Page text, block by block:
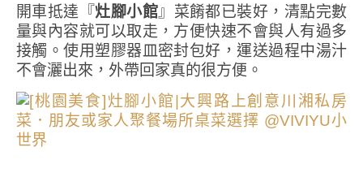
開車抵達『灶腳小館』菜餚都已裝好，清點完數
量與內容就可以取走，方便快速不會與人有過多
接觸。使用塑膠器皿密封包好，運送過程中湯汁
不會灑出來，外帶回家真的很方便。